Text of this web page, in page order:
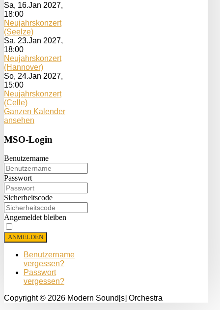
Sa, 16.Jan 2027,
18:00
Neujahrskonzert
(Seelze)
Sa, 23.Jan 2027,
18:00
Neujahrskonzert
(Hannover)
So, 24.Jan 2027,
15:00
Neujahrskonzert
(Celle)
Ganzen Kalender
ansehen
MSO-Login
Benutzername
Passwort
Sicherheitscode
Angemeldet bleiben
ANMELDEN
Benutzername
vergessen?
Passwort
vergessen?
Copyright © 2026 Modern Sound[s] Orchestra